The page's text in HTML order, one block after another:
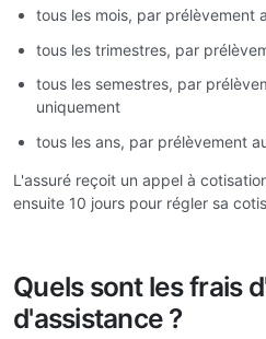
tous les mois, par prélèvement
tous les trimestres, par
tous les semestres, par
uniquement
tous les ans, par prélèvement
L'assuré reçoit un appel à
ensuite 10 jours pour régler sa
Quels sont les frais
d'assistance ?